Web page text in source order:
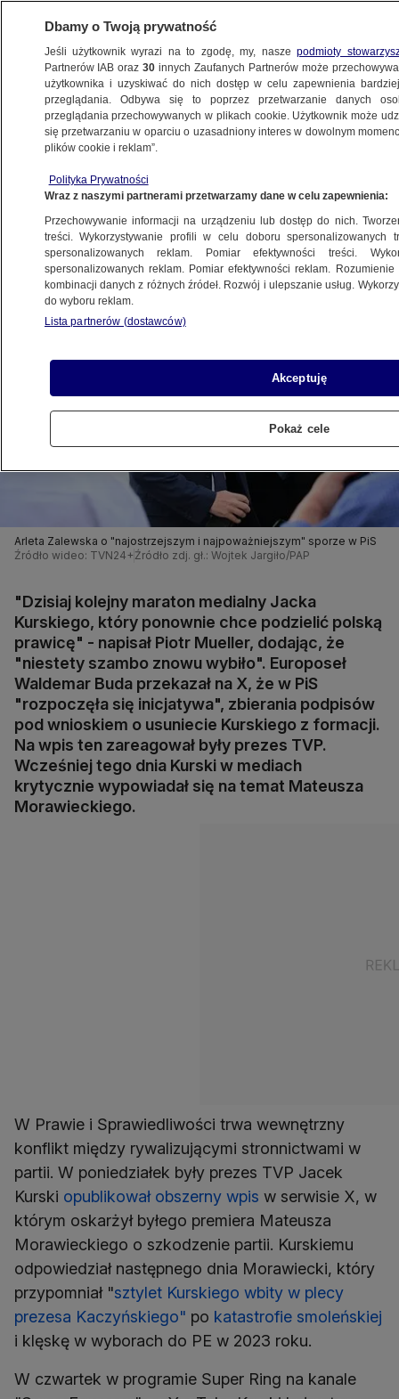
POLSKA
Kurskiego" z partii
18.12.2025, 16:21
Udostępnij
Arleta Zalewska o "najostrzejszym i najpoważniejszym" sporze w PiS
Źródło wideo: TVN24+ Źródło zdj. gł.: Wojtek Jargiło/PAP
"Dzisiaj kolejny maraton medialny Jacka
Kurskiego, który ponownie chce podzielić polską
prawicę" - napisał Piotr Mueller, dodając, że
"niestety szambo znowu wybiło". Europoseł
Waldemar Buda przekazał na X, że w PiS
"rozpoczęła się inicjatywa", zbierania podpisów
pod wnioskiem o usuniecie Kurskiego z formacji.
Na wpis ten zareagował były prezes TVP.
Wcześniej tego dnia Kurski w mediach
krytycznie wypowiadał się na temat Mateusza
Morawieckiego.
W Prawie i Sprawiedliwości trwa wewnętrzny
konflikt między rywalizującymi stronnictwami w
partii. W poniedziałek były prezes TVP Jacek
Kurski opublikował obszerny wpis w serwisie X, w
którym oskarżył byłego premiera Mateusza
Morawieckiego o szkodzenie partii. Kurskiemu
odpowiedział następnego dnia Morawiecki, który
przypomniał "sztylet Kurskiego wbity w plecy
prezesa Kaczyńskiego" po katastrofie smoleńskiej
i klęskę w wyborach do PE w 2023 roku.
W czwartek w programie Super Ring na kanale
Dbamy o Twoją prywatność
Jeśli użytkownik wyrazi na to zgodę, my, naszepodmioty
Partnerów IAB oraz30 innych Zaufanych Partnerów może
użytkownika i uzyskiwać do nich dostęp w celu zapewnienia
przeglądania. Odbywa się to poprzez przetwarzanie danych
przeglądania przechowywanych w plikach cookie. Użytkownik może
się przetwarzaniu w oparciu o uzasadniony interes w dowolnym
plików cookie i reklam”.
Polityka Prywatności
Wraz z naszymi partnerami przetwarzamy dane w celu zapewnienia:
Przechowywanie informacji na urządzeniu lub dostęp do nich.
treści. Wykorzystywanie profili w celu doboru spersonalizowanych
spersonalizowanych reklam. Pomiar efektywności treści.
spersonalizowanych reklam. Pomiar efektywności reklam.
kombinacji danych z różnych źródeł. Rozwój i ulepszanie usług.
do wyboru reklam.
Lista partnerów (dostawców)
Akceptuję
Pokaż cele